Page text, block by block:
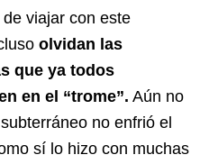
viajar con este
olvidan las
que ya todos
en el “trome”. Aún no
no enfrió el
sí lo hizo con muchas